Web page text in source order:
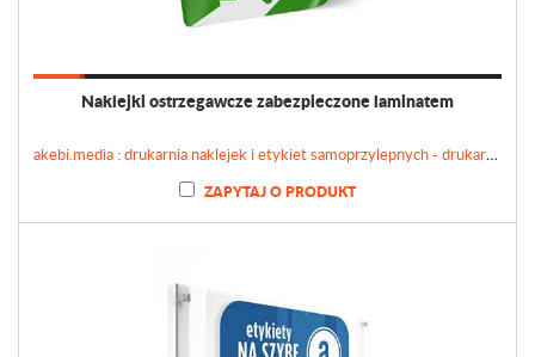
Naklejki ostrzegawcze zabezpieczone laminatem
akebi.media : drukarnia naklejek i etykiet samoprzylepnych - drukarnianaklejek.pl
ZAPYTAJ O PRODUKT